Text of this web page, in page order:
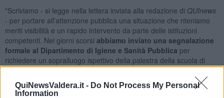
QuiNewsValdera.it - Do Not Process My Personal
Information
"Scriviamo - si legge nella lettera inviata alla redazione di QUInews
- per portare all’attenzione pubblica una situazione che riteniamo
meriti visibilità e un rapido intervento da parte delle istituzioni
competenti. Nei giorni scorsi abbiamo inviato una segnalazione
formale al Dipartimento di Igiene e Sanità Pubblica per
richiedere un sopralluogo ispettivo della palestra della scuola di
Pontedera, con particolare riferimento aibagni e agli spogliatoi
utilizzati quotidianamente anche dalle associazioni sportive del
territorio".